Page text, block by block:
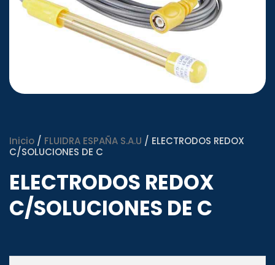
Inicio / FLUIDRA ESPAÑA S.A.U / ELECTRODOS REDOX
C/SOLUCIONES DE C
ELECTRODOS REDOX
C/SOLUCIONES DE C